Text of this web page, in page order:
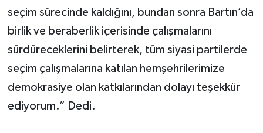
seçim sürecinde kaldığını, bundan sonra Bartın’da
birlik ve beraberlik içerisinde çalışmalarını
sürdüreceklerini belirterek, tüm siyasi partilerde
seçim çalışmalarına katılan hemşehrilerimize
demokrasiye olan katkılarından dolayı teşekkür
ediyorum.” Dedi.